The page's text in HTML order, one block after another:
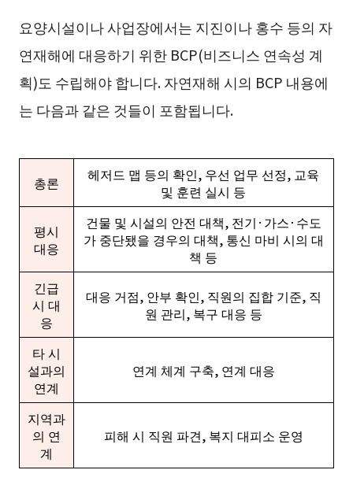
요양시설이나 사업장에서는 지진이나 홍수 등의 자
연재해에 대응하기 위한 BCP(비즈니스 연속성 계
획)도 수립해야 합니다. 자연재해 시의 BCP 내용에
는 다음과 같은 것들이 포함됩니다.
총론
헤저드 맵 등의 확인, 우선 업무 선정, 교육
및 훈련 실시 등
평시
대응
건물 및 시설의 안전 대책, 전기·가스·수도
가 중단됐을 경우의 대책, 통신 마비 시의 대
책 등
긴급
시 대
응
대응 거점, 안부 확인, 직원의 집합 기준, 직
원 관리, 복구 대응 등
타 시
설과의
연계
연계 체계 구축, 연계 대응
지역과
의 연
계
피해 시 직원 파견, 복지 대피소 운영